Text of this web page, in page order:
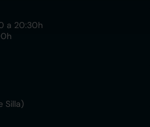
a 20:30h
Silla)